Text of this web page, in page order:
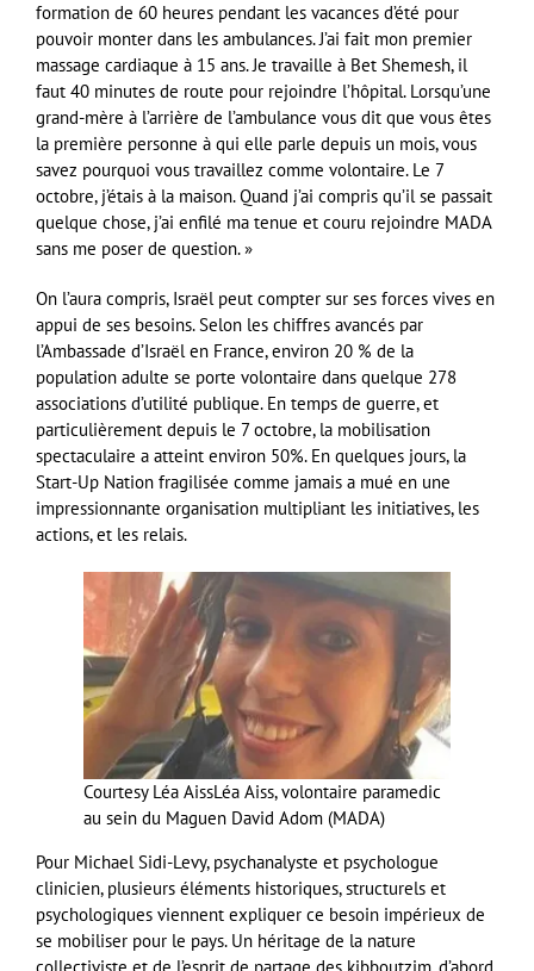
formation de 60 heures pendant les vacances d’été pour
pouvoir monter dans les ambulances. J’ai fait mon premier
massage cardiaque à 15 ans. Je travaille à Bet Shemesh, il
faut 40 minutes de route pour rejoindre l’hôpital. Lorsqu’une
grand-mère à l’arrière de l’ambulance vous dit que vous êtes
la première personne à qui elle parle depuis un mois, vous
savez pourquoi vous travaillez comme volontaire. Le 7
octobre, j’étais à la maison. Quand j’ai compris qu’il se passait
quelque chose, j’ai enfilé ma tenue et couru rejoindre MADA
sans me poser de question. »
On l’aura compris, Israël peut compter sur ses forces vives en
appui de ses besoins. Selon les chiffres avancés par
l’Ambassade d’Israël en France, environ 20 % de la
population adulte se porte volontaire dans quelque 278
associations d’utilité publique. En temps de guerre, et
particulièrement depuis le 7 octobre, la mobilisation
spectaculaire a atteint environ 50%. En quelques jours, la
Start-Up Nation fragilisée comme jamais a mué en une
impressionnante organisation multipliant les initiatives, les
actions, et les relais.
Courtesy Léa AissLéa Aiss, volontaire paramedic
au sein du Maguen David Adom (MADA)
Pour Michael Sidi-Levy, psychanalyste et psychologue
clinicien, plusieurs éléments historiques, structurels et
psychologiques viennent expliquer ce besoin impérieux de
se mobiliser pour le pays. Un héritage de la nature
collectiviste et de l’esprit de partage des kibboutzim, d’abord